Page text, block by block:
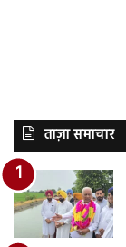
ताज़ा समाचार